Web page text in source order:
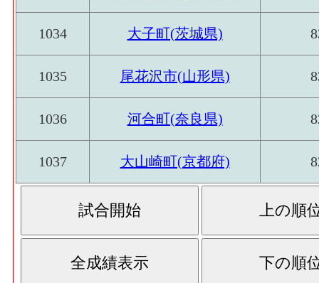
1034 大子町(茨城県)
1035 尾花沢市(山形県)
1036 河合町(奈良県)
1037 大山崎町(京都府)